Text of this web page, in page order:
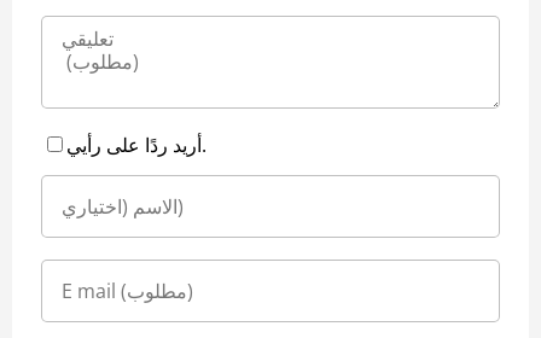
أريد ردًا على رأيي.